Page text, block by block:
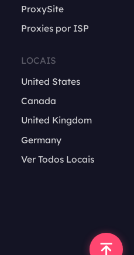
ProxySite
Proxies por ISP
LOCAIS
United States
Canada
United Kingdom
Germany
Ver Todos Locais